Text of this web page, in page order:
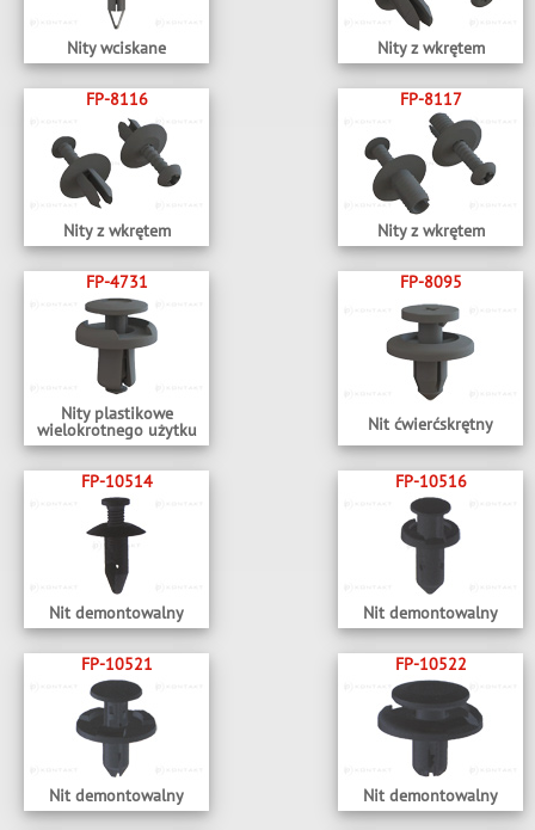
Nity wciskane Nity z wkrętem
FP-8116
Nity z wkrętem
FP-8117
Nity z wkrętem
FP-4731
Nity plastikowe
wielokrotnego użytku
FP-8095
Nit ćwierćskrętny
FP-10514
Nit demontowalny
FP-10516
Nit demontowalny
FP-10521
Nit demontowalny
FP-10522
Nit demontowalny